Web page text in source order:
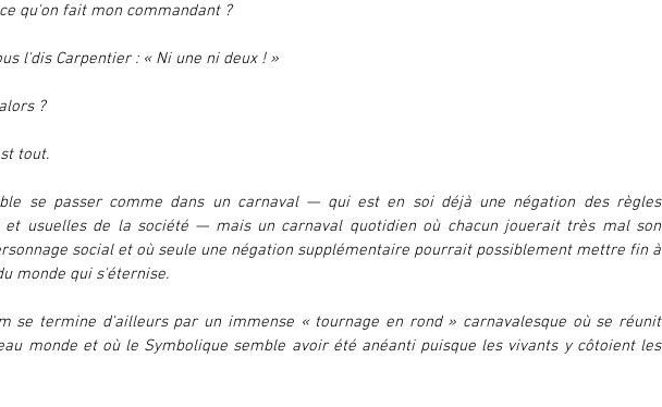
qu'on fait mon commandant ?
l'dis Carpentier : « Ni une ni deux ! »
?
tout.
se passer comme dans un carnaval — qui est en soi déjà une négation des règles
et usuelles de la société — mais un carnaval quotidien où chacun jouerait très mal son
social et où seule une négation supplémentaire pourrait possiblement mettre fin à
monde qui s'éternise.
se termine d'ailleurs par un immense « tournage en rond » carnavalesque où se réunit
monde et où le Symbolique semble avoir été anéanti puisque les vivants y côtoient les